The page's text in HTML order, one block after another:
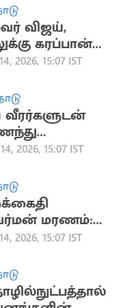
விஜய்,
கரப்பான்
கட்சி போராட
2026, 15:07 IST
அனில்
2026, 15:07 IST
மரணம்:
19 காயங்கள்
2026, 15:07 IST